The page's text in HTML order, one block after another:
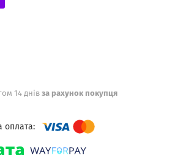
14 днів за рахунок покупця